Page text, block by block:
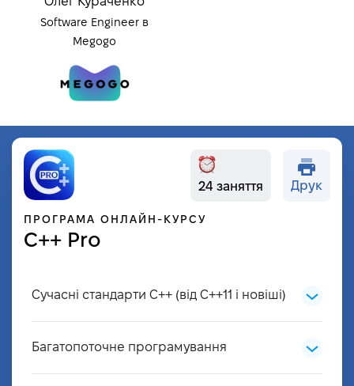
Software Engineer в
Megogo
ПРОГРАМА ОНЛАЙН-КУРСУ
С++ Pro
24 заняття Друк
Сучасні стандарти С++ (від С++11 і новіші)
Багатопоточне програмування